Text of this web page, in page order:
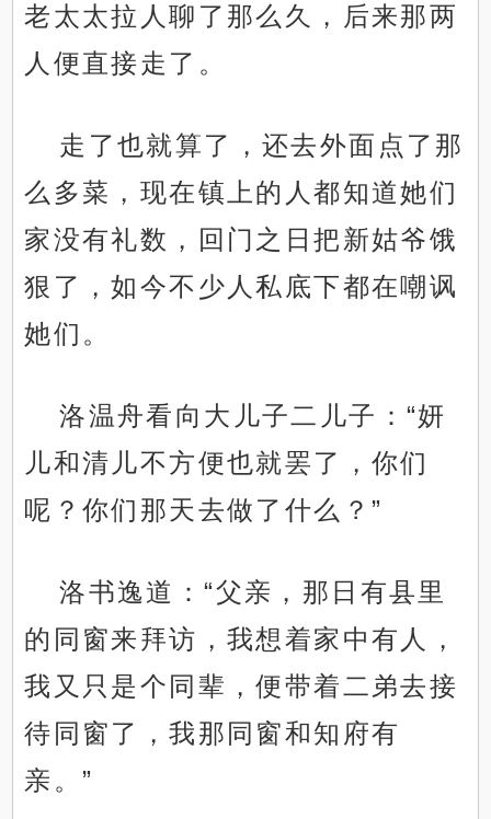
老太太拉人聊了那么久，后来那两
人便直接走了。
走了也就算了，还去外面点了那
么多菜，现在镇上的人都知道她们
家没有礼数，回门之日把新姑爷饿
狠了，如今不少人私底下都在嘲讽
她们。
洛温舟看向大儿子二儿子：“妍
儿和清儿不方便也就罢了，你们
呢？你们那天去做了什么？”
洛书逸道：“父亲，那日有县里
的同窗来拜访，我想着家中有人，
我又只是个同辈，便带着二弟去接
待同窗了，我那同窗和知府有
亲。”